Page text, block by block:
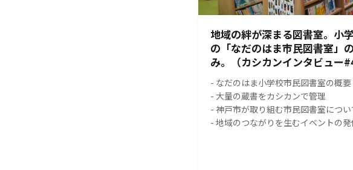
地域の絆が深まる図書室。小
の「なだのはま市民図書室」
み。（カシカンインタビュー
- なだのはま小学校市民図書室の概要
- 大量の蔵書をカシカンで管理
- 神戸市が取り組む市民図書室につい
- 地域のつながりを生むイベントの発